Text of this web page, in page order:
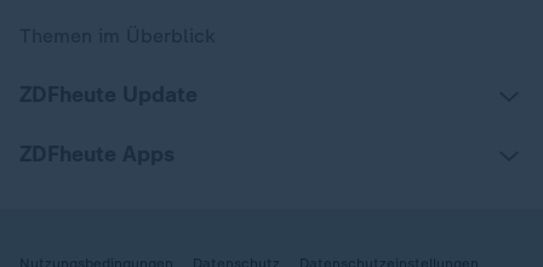
Nutzungsbedingungen Datenschutz Datenschutzeinstellungen